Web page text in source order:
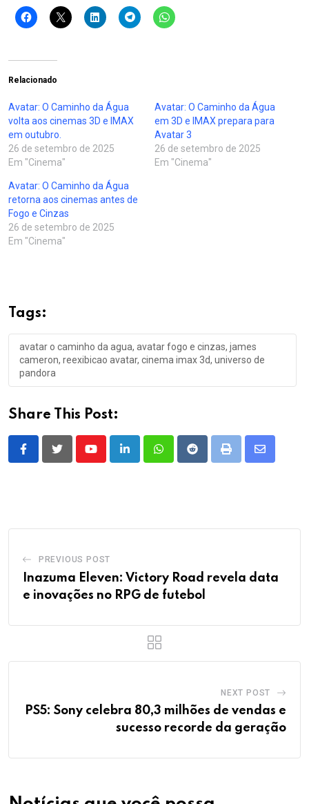
Relacionado
Avatar: O Caminho da Água
volta aos cinemas 3D e IMAX
em outubro.
26 de setembro de 2025
Em "Cinema"
Avatar: O Caminho da Água
em 3D e IMAX prepara para
Avatar 3
26 de setembro de 2025
Em "Cinema"
Avatar: O Caminho da Água
retorna aos cinemas antes de
Fogo e Cinzas
26 de setembro de 2025
Em "Cinema"
Tags:
avatar o caminho da agua, avatar fogo e cinzas, james
cameron, reexibicao avatar, cinema imax 3d, universo de
pandora
Share This Post:
YoutubeLinkedInWhatsappRedditPrint
Share
PREVIOUS POST
Inazuma Eleven: Victory Road revela data
e inovações no RPG de futebol
NEXT POST
PS5: Sony celebra 80,3 milhões de vendas e
sucesso recorde da geração